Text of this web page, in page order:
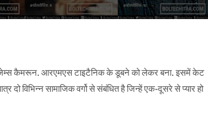
जेम्स कैमरून. आरएमएस टाइटैनिक के डूबने को लेकर बना. इसमें केट
दो विभिन्न सामाजिक वर्गो से संबंधित है जिन्हें एक-दूसरे से प्यार हो